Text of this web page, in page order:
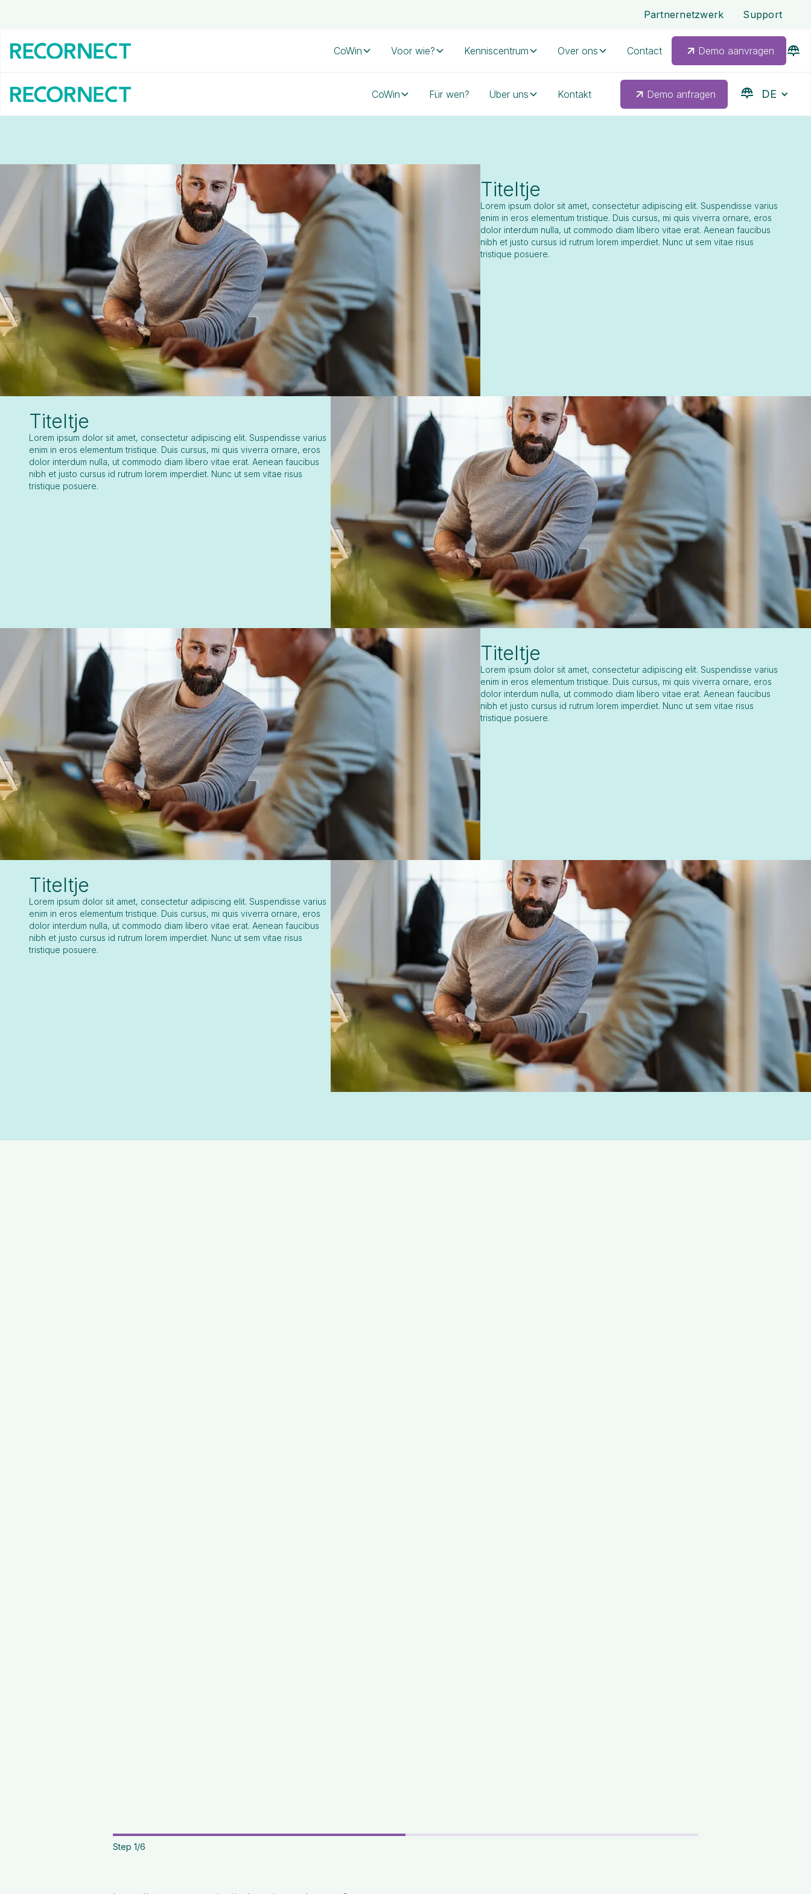
Partnernetzwerk Support
CoWin Voor wie? Kenniscentrum Over ons Contact Demo aanvragen
CoWin Für wen? Über uns Kontakt Demo anfragen DE
Titeltje
Lorem ipsum dolor sit amet, consectetur adipiscing elit. Suspendisse varius
enim in eros elementum tristique. Duis cursus, mi quis viverra ornare, eros
dolor interdum nulla, ut commodo diam libero vitae erat. Aenean faucibus
nibh et justo cursus id rutrum lorem imperdiet. Nunc ut sem vitae risus
tristique posuere.
Titeltje
Lorem ipsum dolor sit amet, consectetur adipiscing elit. Suspendisse varius
enim in eros elementum tristique. Duis cursus, mi quis viverra ornare, eros
dolor interdum nulla, ut commodo diam libero vitae erat. Aenean faucibus
nibh et justo cursus id rutrum lorem imperdiet. Nunc ut sem vitae risus
tristique posuere.
Titeltje
Lorem ipsum dolor sit amet, consectetur adipiscing elit. Suspendisse varius
enim in eros elementum tristique. Duis cursus, mi quis viverra ornare, eros
dolor interdum nulla, ut commodo diam libero vitae erat. Aenean faucibus
nibh et justo cursus id rutrum lorem imperdiet. Nunc ut sem vitae risus
tristique posuere.
Titeltje
Lorem ipsum dolor sit amet, consectetur adipiscing elit. Suspendisse varius
enim in eros elementum tristique. Duis cursus, mi quis viverra ornare, eros
dolor interdum nulla, ut commodo diam libero vitae erat. Aenean faucibus
nibh et justo cursus id rutrum lorem imperdiet. Nunc ut sem vitae risus
tristique posuere.
Step 1/6